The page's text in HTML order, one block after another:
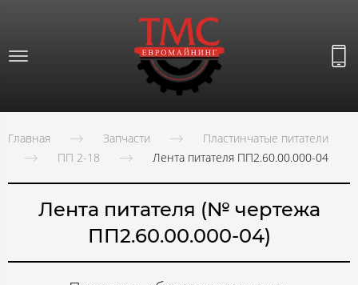
Главная Запчасти
Пластинчатые питатели
ПП 2-18
Лента питателя ПП2.60.00.000-04
Лента питателя (№ чертежа
ПП2.60.00.000-04)